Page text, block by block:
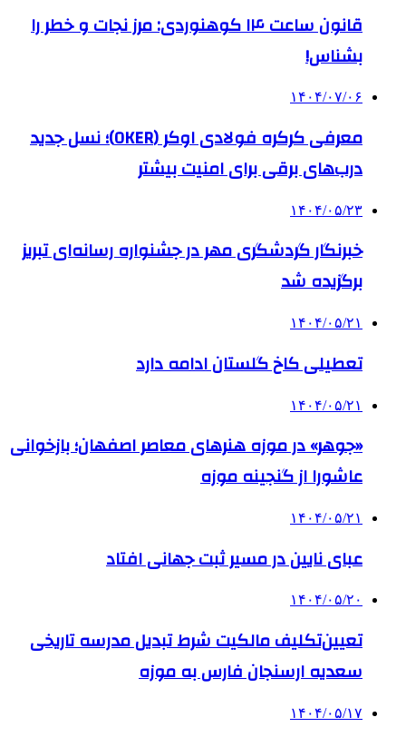
قانون ساعت ۱۴ کوهنوردی: مرز نجات و خطر را
بشناس!
۱۴۰۴/۰۷/۰۶
معرفی کرکره فولادی اوکر (OKER)؛ نسل جدید
درب‌های برقی برای امنیت بیشتر
۱۴۰۴/۰۵/۲۳
خبرنگار گردشگری مهر در جشنواره رسانه‌ای تبریز
برگزیده شد
۱۴۰۴/۰۵/۲۱
تعطیلی کاخ گلستان ادامه دارد
۱۴۰۴/۰۵/۲۱
«جوهر» در موزه هنرهای معاصر اصفهان؛ بازخوانی
عاشورا از گنجینه موزه
۱۴۰۴/۰۵/۲۱
عبای نایین در مسیر ثبت جهانی افتاد
۱۴۰۴/۰۵/۲۰
تعیین‌تکلیف مالکیت شرط تبدیل مدرسه تاریخی
سعدیه ارسنجان فارس به موزه
۱۴۰۴/۰۵/۱۷